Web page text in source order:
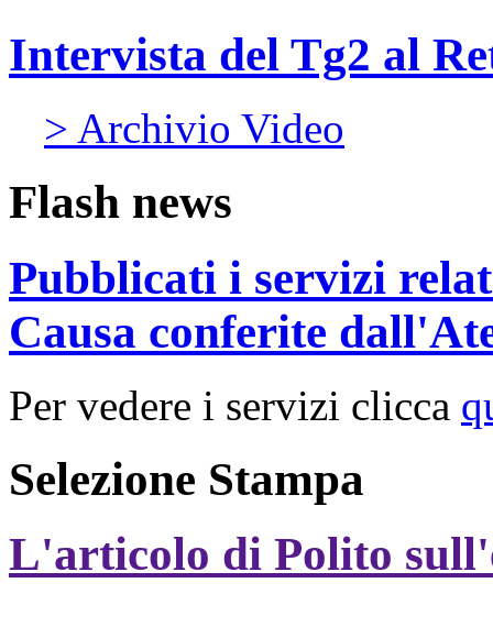
Intervista del Tg2 al
> Archivio Video
Flash news
Pubblicati i servizi
Causa conferite
Per vedere i servizi clicca
Selezione Stampa
L'articolo di Polito